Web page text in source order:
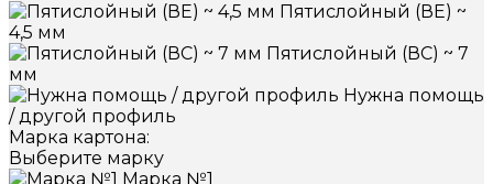
Пятислойный (ВЕ) ~
4,5 мм
Пятислойный (ВС) ~ 7
мм
Нужна помощь
/ другой профиль
Марка картона:
Выберите марку
Марка №1